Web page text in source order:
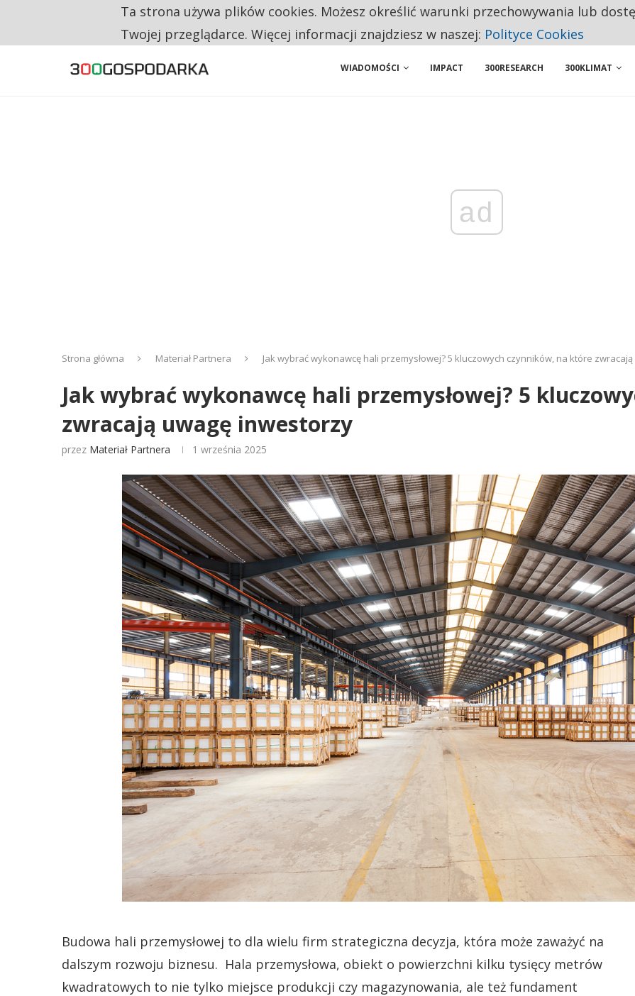
RESTRYKCJE CHIN UDERZAJĄ W EUROPEJSKI PRZEMYSŁ. NA LIŚCIE SĄ DWA PODMIOTY Z POLSKI
WIADOMOŚCI IMPACT 300RESEARCH 300KLIMAT
ad
Strona główna Materiał Partnera Jak wybrać wykonawcę hali przemysłowej? 5 kluczowych czynników, na które
Jak wybrać wykonawcę hali przemysłowej? 5
zwracają uwagę inwestorzy
przez Materiał Partnera 1 września 2025
Budowa hali przemysłowej to dla wielu firm strategiczna decyzja, która może zaważyć na
dalszym rozwoju biznesu. Hala przemysłowa, obiekt o powierzchni kilku tysięcy metrów
kwadratowych to nie tylko miejsce produkcji czy magazynowania, ale też fundament
Ta strona używa plików cookies. Możesz określić warunki przechowywania lub
Twojej przeglądarce. Więcej informacji znajdziesz w naszej: Polityce Cookies